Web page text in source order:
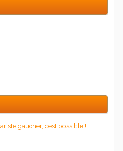
gaucher, c’est possible !